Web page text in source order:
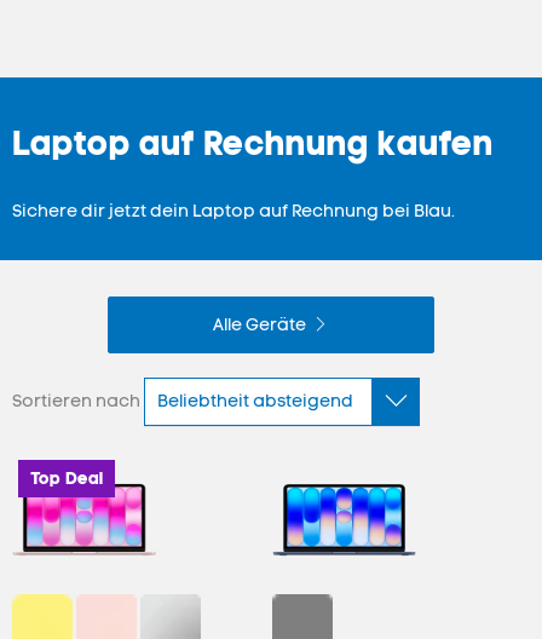
Laptop auf Rechnung kaufen
Sichere dir jetzt dein Laptop auf Rechnung bei Blau.
Alle Geräte
Sortieren nach
Top Deal